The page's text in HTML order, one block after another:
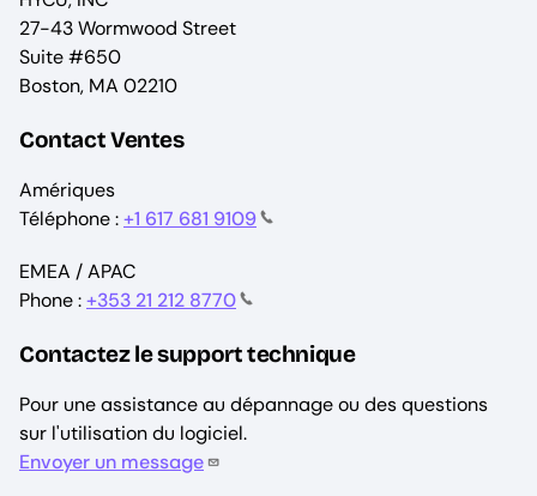
27-43 Wormwood Street
Suite #650
Boston, MA 02210
Contact Ventes
Amériques
Téléphone :+1 617 681 9109
EMEA / APAC
Phone :+353 21 212 8770
Contactez le support technique
Pour une assistance au dépannage ou des questions
sur l'utilisation du logiciel.
Envoyer un message